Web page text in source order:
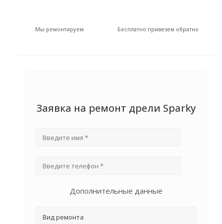
Мы ремонтируем Бесплатно привезем обратно
Заявка на ремонт дрели Sparky
Дополнительные данные
Вид ремонта